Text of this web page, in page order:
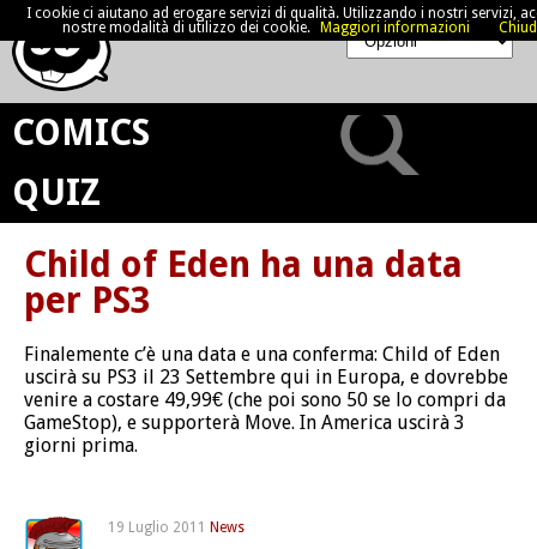
COMICS
QUIZ
Child of Eden ha una data
per PS3
Finalemente c’è una data e una conferma: Child of Eden
uscirà su PS3 il 23 Settembre qui in Europa, e dovrebbe
venire a costare 49,99€ (che poi sono 50 se lo compri da
GameStop), e supporterà Move. In America uscirà 3
giorni prima.
19 Luglio 2011 News
I cookie ci aiutano ad erogare servizi di qualità. Utilizzando i nostri servizi,
nostre modalità di utilizzo dei cookie.
Maggiori informazioni